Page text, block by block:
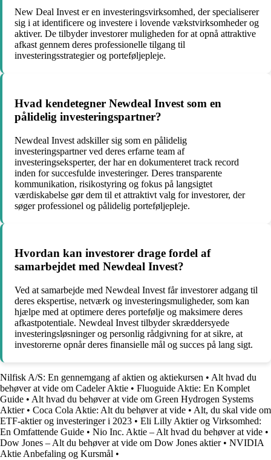
New Deal Invest er en investeringsvirksomhed, der specialiserer
sig i at identificere og investere i lovende vækstvirksomheder og
aktiver. De tilbyder investorer muligheden for at opnå attraktive
afkast gennem deres professionelle tilgang til
investeringsstrategier og porteføljepleje.
Hvad kendetegner Newdeal Invest som en
pålidelig investeringspartner?
Newdeal Invest adskiller sig som en pålidelig
investeringspartner ved deres erfarne team af
investeringseksperter, der har en dokumenteret track record
inden for succesfulde investeringer. Deres transparente
kommunikation, risikostyring og fokus på langsigtet
værdiskabelse gør dem til et attraktivt valg for investorer, der
søger professionel og pålidelig porteføljepleje.
Hvordan kan investorer drage fordel af
samarbejdet med Newdeal Invest?
Ved at samarbejde med Newdeal Invest får investorer adgang til
deres ekspertise, netværk og investeringsmuligheder, som kan
hjælpe med at optimere deres portefølje og maksimere deres
afkastpotentiale. Newdeal Invest tilbyder skræddersyede
investeringsløsninger og personlig rådgivning for at sikre, at
investorerne opnår deres finansielle mål og succes på lang sigt.
Nilfisk A/S: En gennemgang af aktien og aktiekursen • Alt hvad du
behøver at vide om Cadeler Aktie • Fluoguide Aktie: En Komplet
Guide • Alt hvad du behøver at vide om Green Hydrogen Systems
Aktier• Coca Cola Aktie: Alt du behøver at vide • Alt, du skal vide om
ETF-aktier og investeringer i 2023 • Eli Lilly Aktier og Virksomhed:
En Omfattende Guide • Nio Inc. Aktie – Alt hvad du behøver at vide •
Dow Jones – Alt du behøver at vide om Dow Jones aktier• NVIDIA
Aktie Anbefaling og Kursmål •